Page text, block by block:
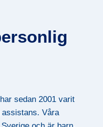
sedan 2001 varit
Våra